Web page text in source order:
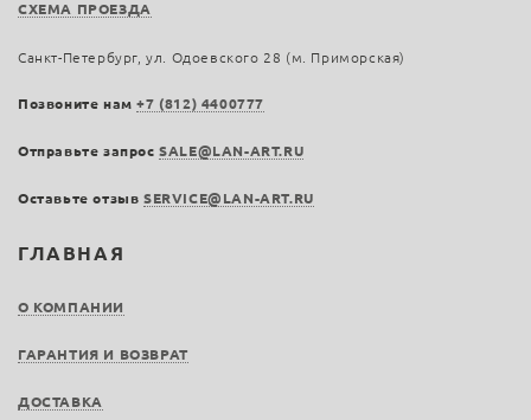
ГЛАВНАЯ
О КОМПАНИИ
ГАРАНТИЯ И ВОЗВРАТ
ДОСТАВКА
СХЕМА ПРОЕЗДА
Санкт-Петербург, ул. Одоевского 28 (м. Приморская)
Позвоните нам+7 (812) 4400777
Отправьте запросSALE@LAN-ART.RU
Оставьте отзыв SERVICE@LAN-ART.RU